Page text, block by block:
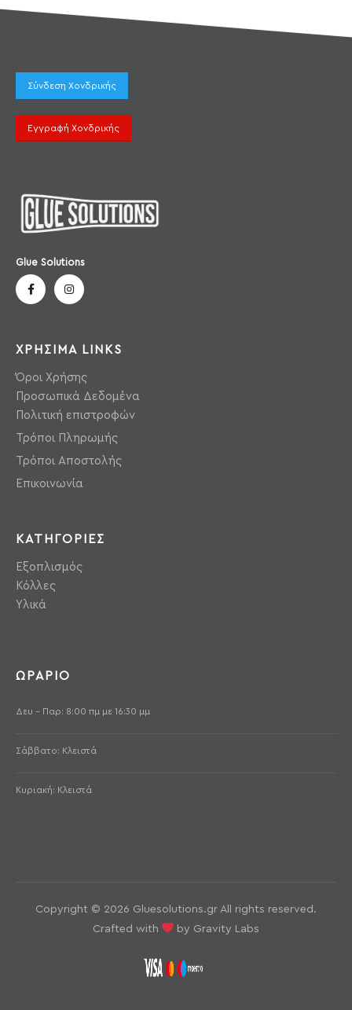
Σύνδεση Χονδρικής
Εγγραφή Χονδρικής
Glue Solutions
ΧΡΗΣΙΜΑ LINKS
Όροι Χρήσης
Προσωπικά Δεδομένα
Πολιτική επιστροφών
Τρόποι Πληρωμής
Τρόποι Αποστολής
Επικοινωνία
ΚΑΤΗΓΟΡΙΕΣ
Εξοπλισμός
Κόλλες
Υλικά
ΩΡΑΡΙΟ
Δευ - Παρ: 8:00 πμ με 16:30 μμ
Σάββατο: Κλειστά
Κυριακή: Κλειστά
Copyright © 2026 Gluesolutions.gr All rights reserved.
Crafted with
by Gravity Labs